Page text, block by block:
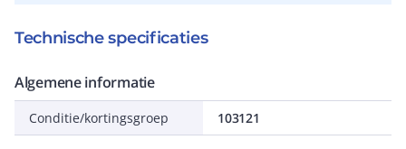
Technische specificaties
Algemene informatie
Conditie/kortingsgroep 103121